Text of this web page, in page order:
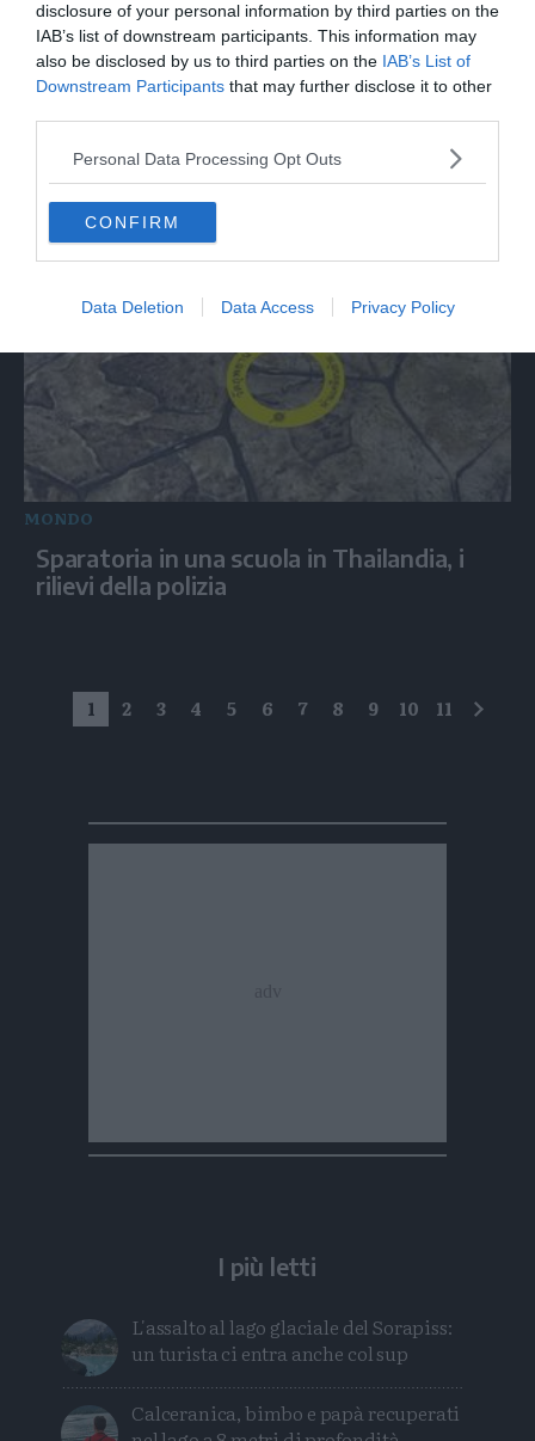
disclosure of your personal information by third parties on the
IAB’s list of downstream participants. This information may
also be disclosed by us to third parties on the IAB’s List of
Downstream Participants that may further disclose it to other
Personal Data Processing Opt Outs
CONFIRM
Data Deletion Data Access Privacy Policy
SPETTACOLO
Joni Sighvatsson: "Il cinema italiano ha
disegnato la mia visione del mondo e del
cinema"
MONDO
Sparatoria in una scuola in Thailandia, i
rilievi della polizia
1 2 3 4 5 6 7 8 9 10 11
I più letti
L'assalto al lago glaciale del Sorapiss:
un turista ci entra anche col sup
Calceranica, bimbo e papà recuperati